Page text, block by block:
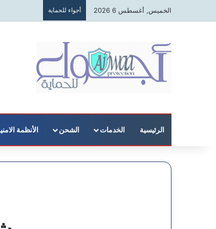
الخميس, أغسطس 6 2026 أجواء للحماية
الرئيسية الخدمات الشحن الأنظمة